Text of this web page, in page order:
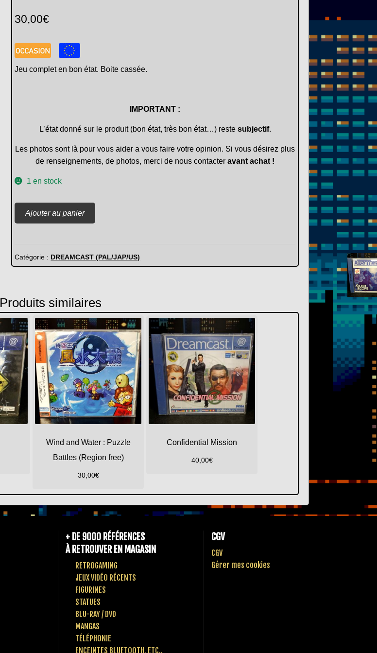
30,00€
Jeu complet en bon état. Boite cassée.
IMPORTANT :
L’état donné sur le produit (bon état, très bon état…) reste subjectif.
Les photos sont là pour vous aider a vous faire votre opinion. Si vous désirez plus
de renseignements, de photos, merci de nous contacteravant achat !
1 en stock
de
Ajouter au panier
Catégorie : DREAMCAST (PAL/JAP/US)
Produits similaires
Wind and Water : Puzzle
Battles (Region free)
30,00€
Confidential Mission
40,00€
+ DE 9000 RÉFÉRENCES
À RETROUVER EN MAGASIN
RETROGAMING
JEUX VIDÉO RÉCENTS
FIGURINES
STATUES
BLU-RAY / DVD
MANGAS
TÉLÉPHONIE
ENCEINTES BLUETOOTH, ETC..
CGV
CGV
Gérer mes cookies